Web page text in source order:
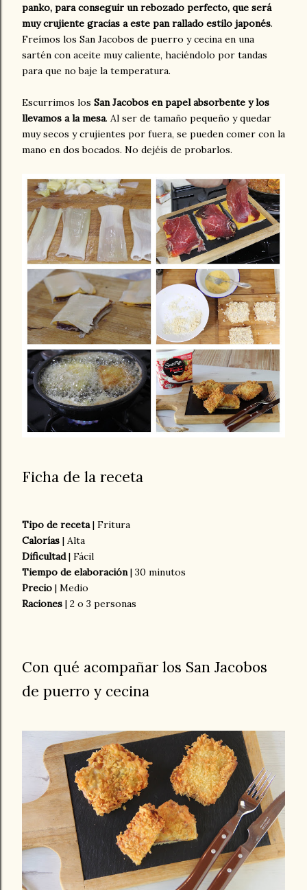
panko, para conseguir un rebozado perfecto, que será
muy crujiente gracias a este pan rallado estilo japonés.
Freímos los San Jacobos de puerro y cecina en una
sartén con aceite muy caliente, haciéndolo por tandas
para que no baje la temperatura.
Escurrimos los San Jacobos en papel absorbente y los
llevamos a la mesa. Al ser de tamaño pequeño y quedar
muy secos y crujientes por fuera, se pueden comer con la
mano en dos bocados. No dejéis de probarlos.
Ficha de la receta
Tipo de receta | Fritura
Calorías | Alta
Dificultad | Fácil
Tiempo de elaboración | 30 minutos
Precio | Medio
Raciones | 2 o 3 personas
Con qué acompañar los San Jacobos
de puerro y cecina